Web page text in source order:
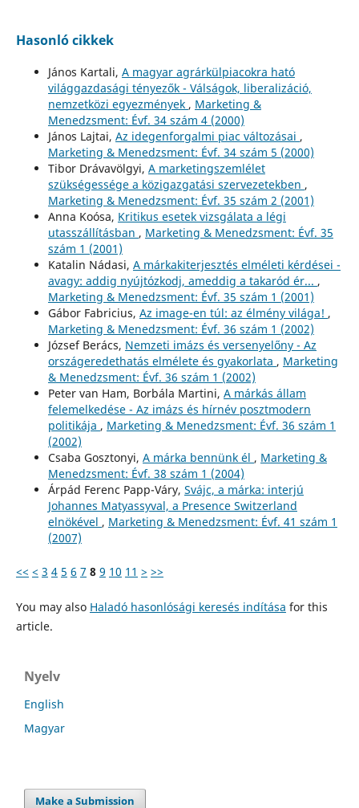
Hasonló cikkek
János Kartali, A magyar agrárkülpiacokra ható
világgazdasági tényezők - Válságok, liberalizáció,
nemzetközi egyezmények , Marketing &
Menedzsment: Évf. 34 szám 4 (2000)
János Lajtai, Az idegenforgalmi piac változásai ,
Marketing & Menedzsment: Évf. 34 szám 5 (2000)
Tibor Drávavölgyi, A marketingszemlélet
szükségessége a közigazgatási szervezetekben ,
Marketing & Menedzsment: Évf. 35 szám 2 (2001)
Anna Koósa, Kritikus esetek vizsgálata a légi
utasszállításban , Marketing & Menedzsment: Évf. 35
szám 1 (2001)
Katalin Nádasi, A márkakiterjesztés elméleti kérdései -
avagy: addig nyújtózkodj, ameddig a takaród ér... ,
Marketing & Menedzsment: Évf. 35 szám 1 (2001)
Gábor Fabricius, Az image-en túl: az élmény világa! ,
Marketing & Menedzsment: Évf. 36 szám 1 (2002)
József Berács, Nemzeti imázs és versenyelőny - Az
országeredethatás elmélete és gyakorlata , Marketing
& Menedzsment: Évf. 36 szám 1 (2002)
Peter van Ham, Borbála Martini, A márkás állam
felemelkedése - Az imázs és hírnév posztmodern
politikája , Marketing & Menedzsment: Évf. 36 szám 1
(2002)
Csaba Gosztonyi, A márka bennünk él , Marketing &
Menedzsment: Évf. 38 szám 1 (2004)
Árpád Ferenc Papp-Váry, Svájc, a márka: interjú
Johannes Matyassyval, a Presence Switzerland
elnökével , Marketing & Menedzsment: Évf. 41 szám 1
(2007)
<< < 3 4 5 6 7 8 9 10 11 > >>
You may also Haladó hasonlósági keresés indítása for this
article.
Nyelv
English
Magyar
Make a Submission